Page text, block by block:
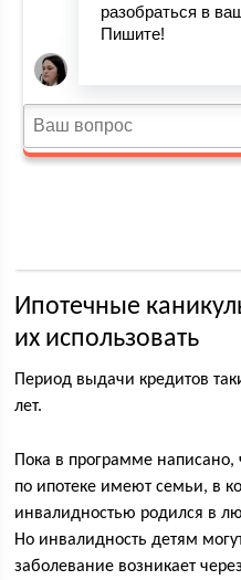
Ипотечные
их использовать
Период выдачи кредитов
лет.
Пока в программе написано,
по ипотеке имеют семьи, в
инвалидностью родился в
Но инвалидность детям
заболевание возникает